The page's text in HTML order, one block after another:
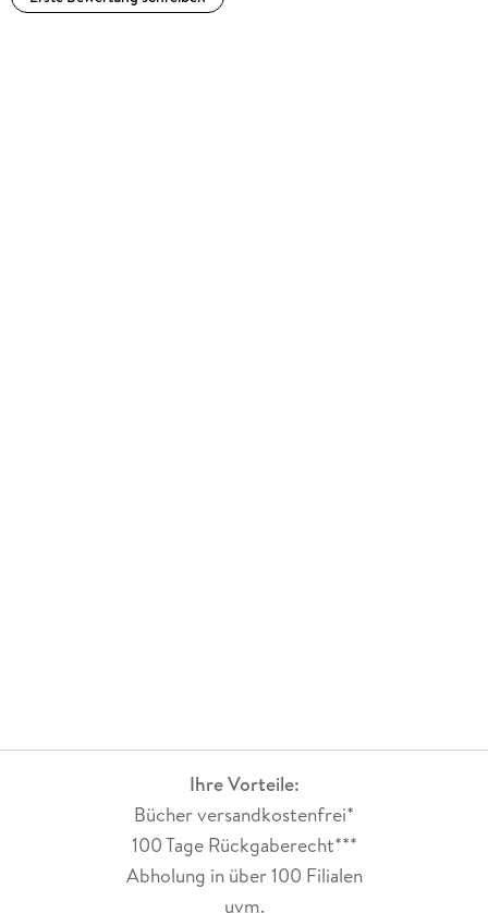
Ihre Vorteile:
Bücher versandkostenfrei*
100 Tage Rückgaberecht***
Abholung in über 100 Filialen
uvm.